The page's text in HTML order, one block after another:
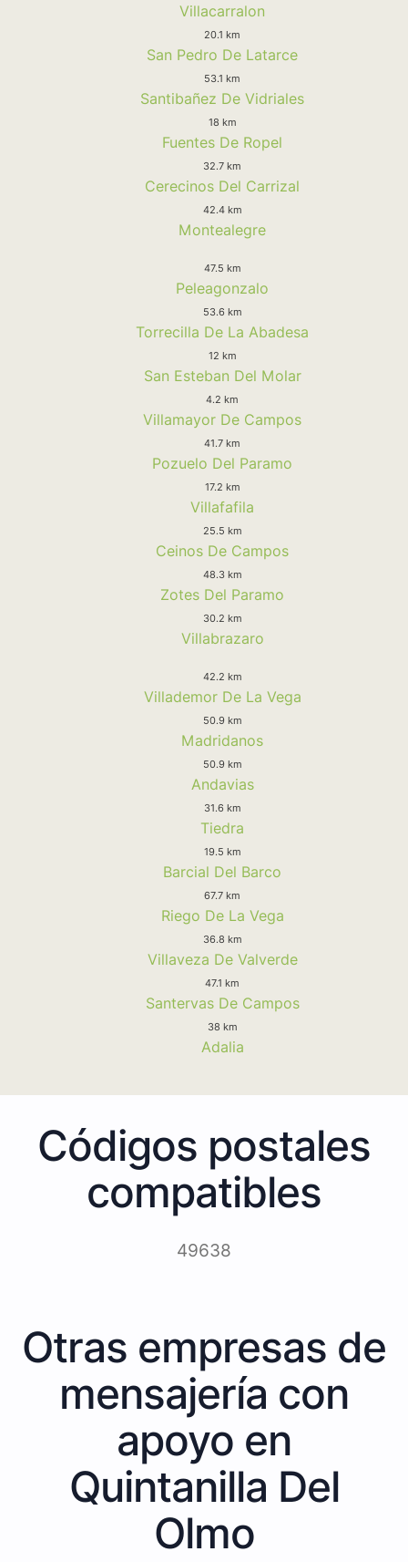
Villacarralon
20.1 km
San Pedro De Latarce
53.1 km
Santibañez De Vidriales
18 km
Fuentes De Ropel
32.7 km
Cerecinos Del Carrizal
42.4 km
Montealegre
47.5 km
Peleagonzalo
53.6 km
Torrecilla De La Abadesa
12 km
San Esteban Del Molar
4.2 km
Villamayor De Campos
41.7 km
Pozuelo Del Paramo
17.2 km
Villafafila
25.5 km
Ceinos De Campos
48.3 km
Zotes Del Paramo
30.2 km
Villabrazaro
42.2 km
Villademor De La Vega
50.9 km
Madridanos
50.9 km
Andavias
31.6 km
Tiedra
19.5 km
Barcial Del Barco
67.7 km
Riego De La Vega
36.8 km
Villaveza De Valverde
47.1 km
Santervas De Campos
38 km
Adalia
Códigos postales
compatibles
49638
Otras empresas de
mensajería con
apoyo en
Quintanilla Del
Olmo